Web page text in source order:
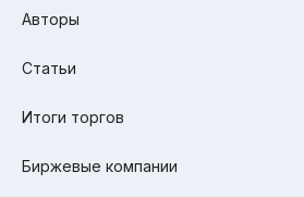
Авторы
Статьи
Итоги торгов
Биржевые компании